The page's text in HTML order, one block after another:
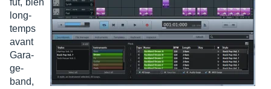
fut, bien
long­
temps
avant
Gara­
ge­
band,